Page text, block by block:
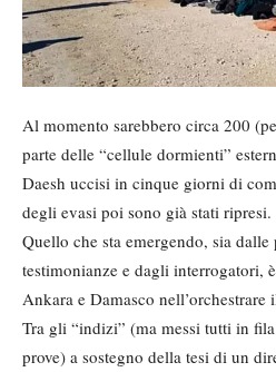
Al momento sarebbero circa 200
parte delle “cellule dormienti”
Daesh uccisi in cinque giorni di
degli evasi poi sono già stati ripresi.
Quello che sta emergendo, sia
testimonianze e dagli interrogatori,
Ankara e Damasco nell’orchestrare
Tra gli “indizi” (ma messi tutti in
prove) a sostegno della tesi di un